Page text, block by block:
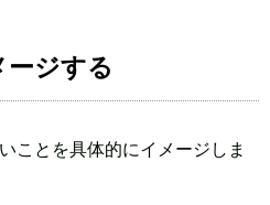
ジする
ことを具体的にイメージしま